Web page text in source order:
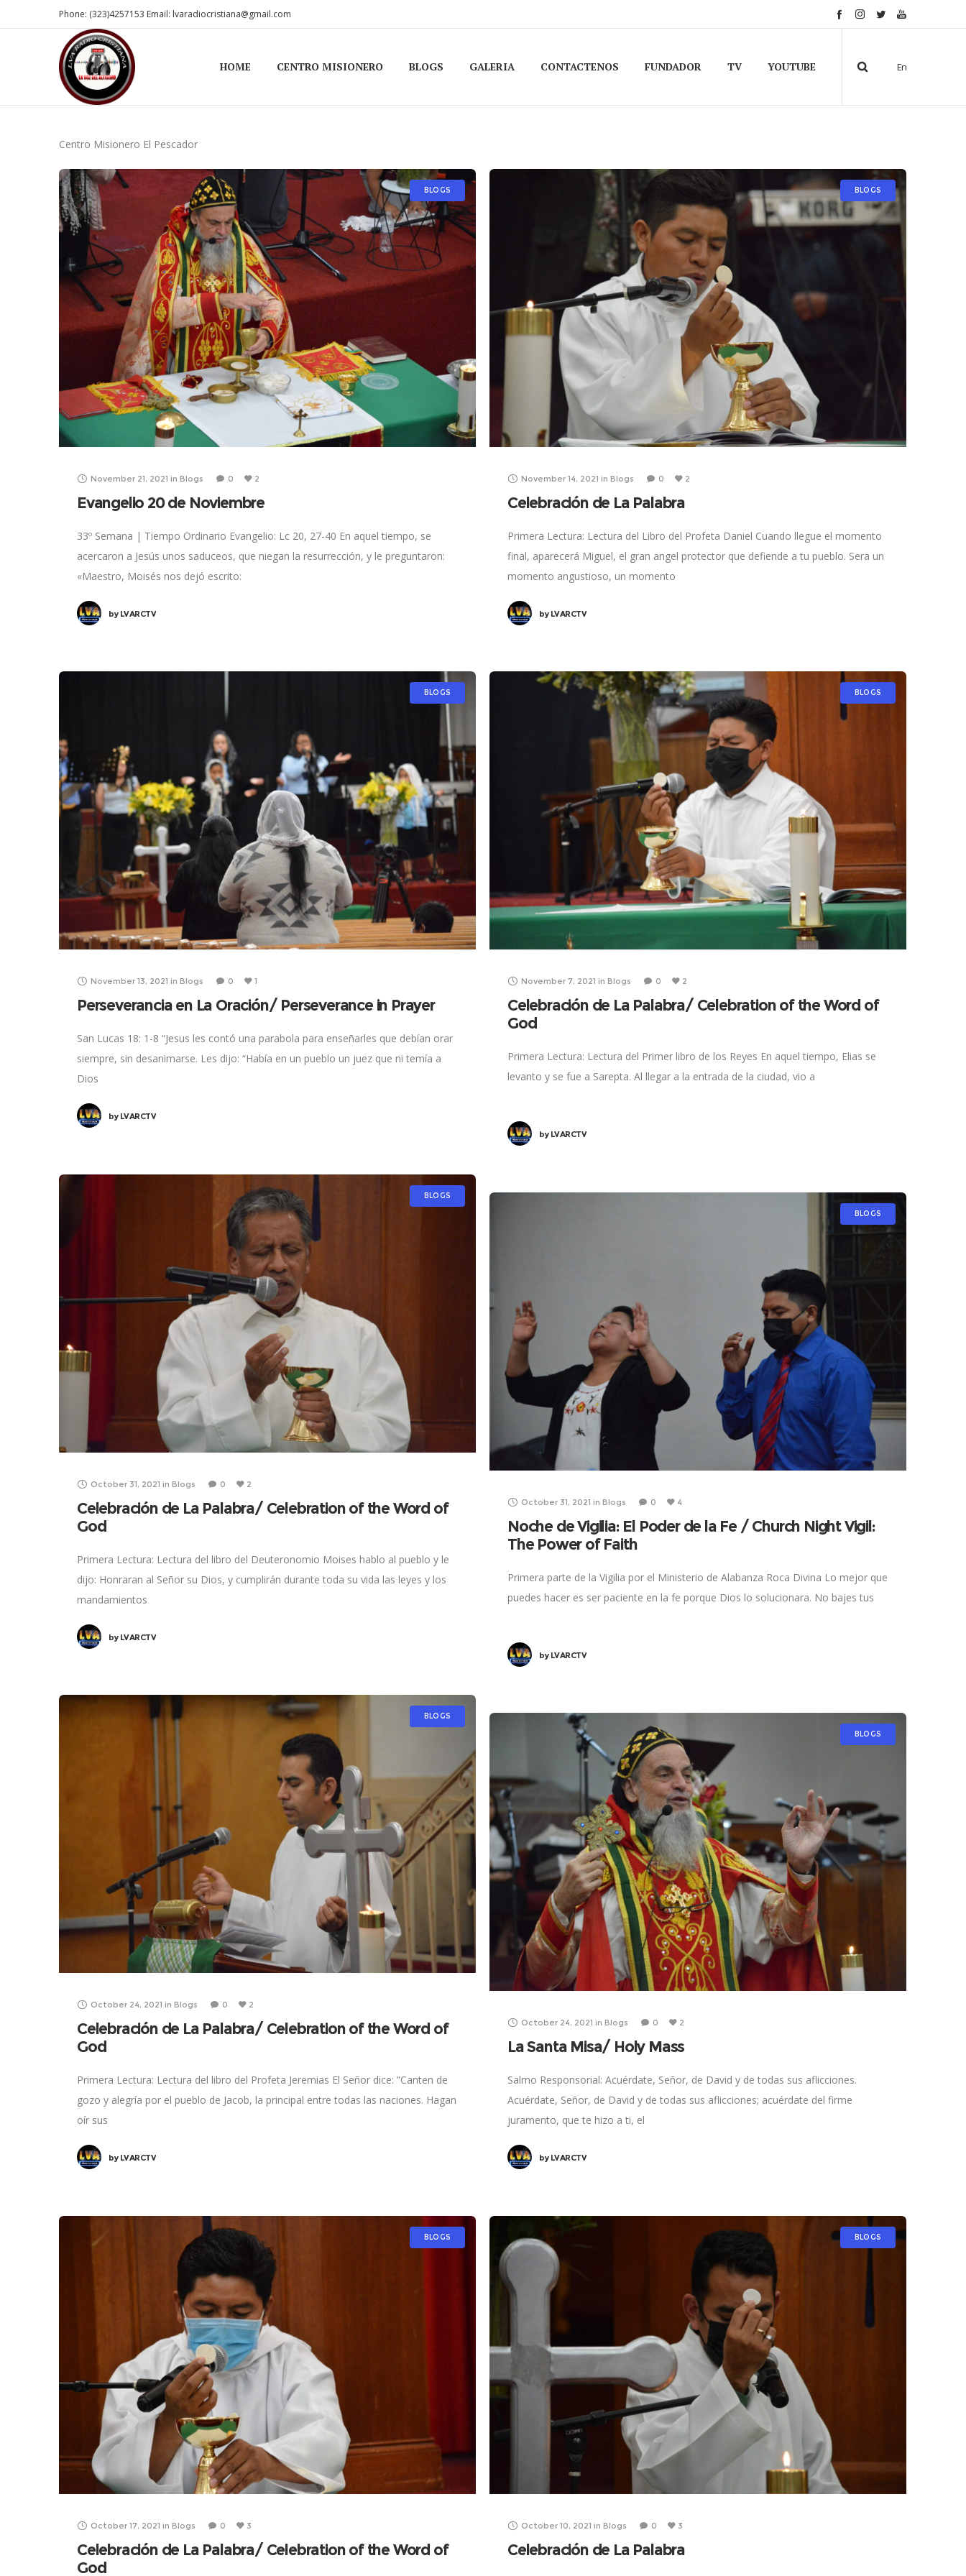
Phone: (323)4257153 Email: lvaradiocristiana@gmail.com
En
HOME CENTRO MISIONERO BLOGS GALERIA CONTACTENOS FUNDADOR TV YOUTUBE
Centro Misionero El Pescador
BLOGS
November 21, 2021 in Blogs 0 2
Evangelio 20 de Noviembre
33º Semana | Tiempo Ordinario Evangelio: Lc 20, 27-40 En aquel tiempo, se
acercaron a Jesús unos saduceos, que niegan la resurrección, y le preguntaron:
«Maestro, Moisés nos dejó escrito:
byLVARCTV
BLOGS
November 14, 2021 in Blogs 0 2
Celebración de La Palabra
Primera Lectura: Lectura del Libro del Profeta Daniel Cuando llegue el momento
final, aparecerá Miguel, el gran angel protector que defiende a tu pueblo. Sera un
momento angustioso, un momento
byLVARCTV
BLOGS
November 13, 2021 in Blogs 0 1
Perseverancia en La Oración/ Perseverance in Prayer
San Lucas 18: 1-8 “Jesus les contó una parabola para enseñarles que debían orar
siempre, sin desanimarse. Les dijo: “Había en un pueblo un juez que ni temía a
Dios
byLVARCTV
BLOGS
November 7, 2021 in Blogs 0 2
Celebración de La Palabra/ Celebration of the Word of
God
Primera Lectura: Lectura del Primer libro de los Reyes En aquel tiempo, Elias se
levanto y se fue a Sarepta. Al llegar a la entrada de la ciudad, vio a
byLVARCTV
BLOGS
October 31, 2021 in Blogs 0 2
Celebración de La Palabra/ Celebration of the Word of
God
Primera Lectura: Lectura del libro del Deuteronomio Moises hablo al pueblo y le
dijo: Honraran al Señor su Dios, y cumplirán durante toda su vida las leyes y los
mandamientos
byLVARCTV
BLOGS
October 31, 2021 in Blogs 0 4
Noche de Vigilia: El Poder de la Fe / Church Night Vigil:
The Power of Faith
Primera parte de la Vigilia por el Ministerio de Alabanza Roca Divina Lo mejor que
puedes hacer es ser paciente en la fe porque Dios lo solucionara. No bajes tus
byLVARCTV
BLOGS
October 24, 2021 in Blogs 0 2
Celebración de La Palabra/ Celebration of the Word of
God
Primera Lectura: Lectura del libro del Profeta Jeremias El Señor dice: ”Canten de
gozo y alegría por el pueblo de Jacob, la principal entre todas las naciones. Hagan
oír sus
byLVARCTV
BLOGS
October 24, 2021 in Blogs 0 2
La Santa Misa/ Holy Mass
Salmo Responsorial: Acuérdate, Señor, de David y de todas sus aflicciones.
Acuérdate, Señor, de David y de todas sus aflicciones; acuérdate del firme
juramento, que te hizo a ti, el
byLVARCTV
BLOGS
October 17, 2021 in Blogs 0 3
Celebración de La Palabra/ Celebration of the Word of
God
BLOGS
October 10, 2021 in Blogs 0 3
Celebración de La Palabra